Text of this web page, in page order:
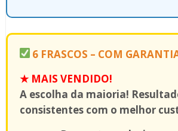
6 FRASCOS – COM
★ MAIS VENDIDO!
A escolha da maioria!
consistentes com o melhor